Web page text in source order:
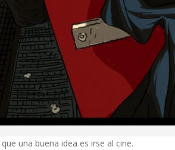
que una buena idea es irse al cine.